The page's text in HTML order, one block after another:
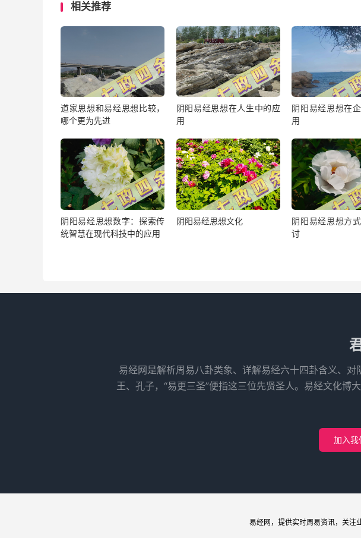
相关推荐
道家思想和易经思想比较，
哪个更为先进
阴阳易经思想在人生中的应
用
阴阳易经思想在
用
阴阳易经思想数字：探索传
统智慧在现代科技中的应用
阴阳易经思想文化
阴阳易经思想方
讨
易经网是解析周易八卦类象、详解易经六十四卦含义、
王、孔子，“易更三圣”便指这三位先贤圣人。易经文化博
加入我
易经网 ，提供实时周易资讯，关注